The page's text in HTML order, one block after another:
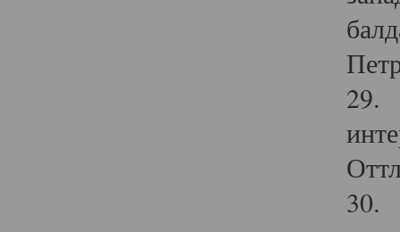
29.
30.